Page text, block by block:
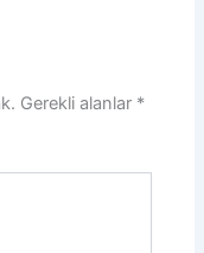
Gerekli alanlar *